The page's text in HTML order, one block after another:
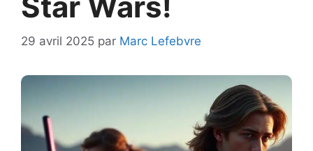
29 avril 2025 par Marc Lefebvre